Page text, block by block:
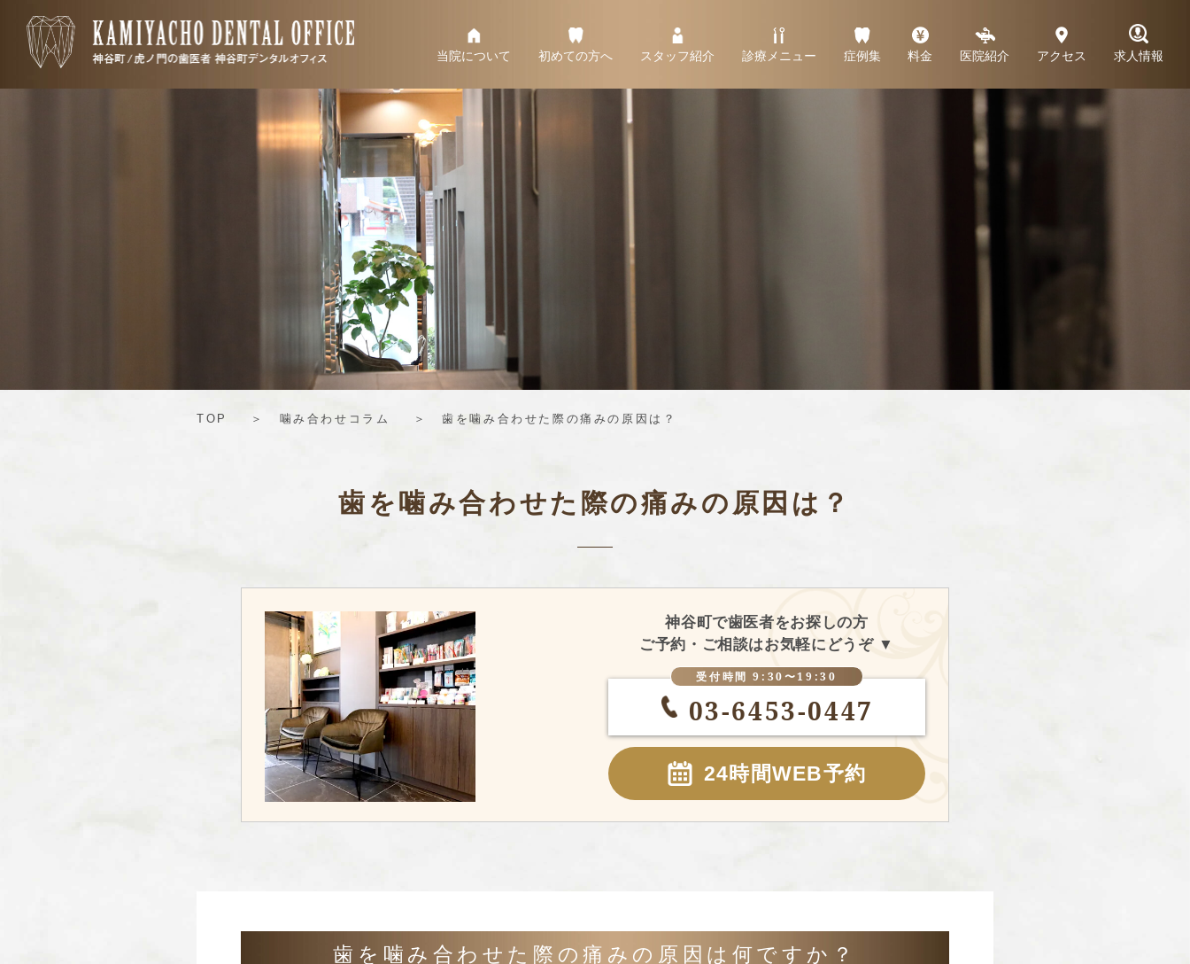
TOP 噛み合わせコラム 歯を噛み合わせた際の痛みの原因は？
歯を噛み合わせた際の痛みの原因は？
神谷町で歯医者をお探しの方
ご予約・ご相談はお気軽にどうぞ ▼
受付時間 9:30〜19:30
03-6453-0447
24時間WEB予約
歯を噛み合わせた際の 痛みの原因は何ですか？
当院について 初めての方へ スタッフ紹介 診療メニュー 症例集 料金 医院紹介 アクセス 求人情報